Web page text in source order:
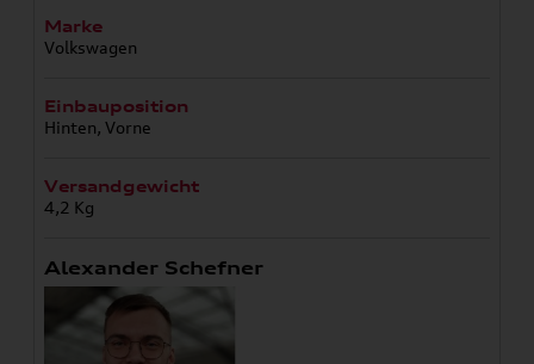
Marke
Volkswagen
Einbauposition
Hinten, Vorne
Versandgewicht
4,2 Kg
Alexander Schefner